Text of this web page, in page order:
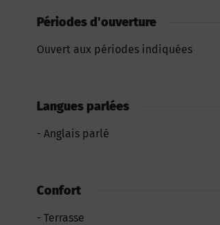
Périodes d'ouverture
Ouvert aux périodes indiquées
Langues parlées
Anglais parlé
Confort
Terrasse